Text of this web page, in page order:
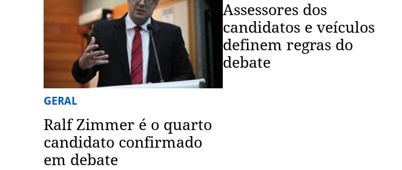
GERAL
Ralf Zimmer é o quarto
candidato confirmado
em debate
Assessores dos
candidatos e veículos
definem regras do
debate